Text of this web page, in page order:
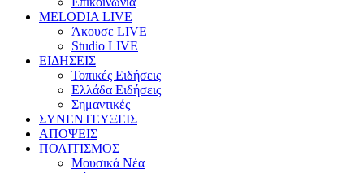
MELODIA LIVE
Άκουσε LIVE
Studio LIVE
ΕΙΔΗΣΕΙΣ
Τοπικές Ειδήσεις
Ελλάδα Ειδήσεις
Σημαντικές
ΣΥΝΕΝΤΕΥΞΕΙΣ
ΑΠΟΨΕΙΣ
ΠΟΛΙΤΙΣΜΟΣ
Μουσικά Νέα